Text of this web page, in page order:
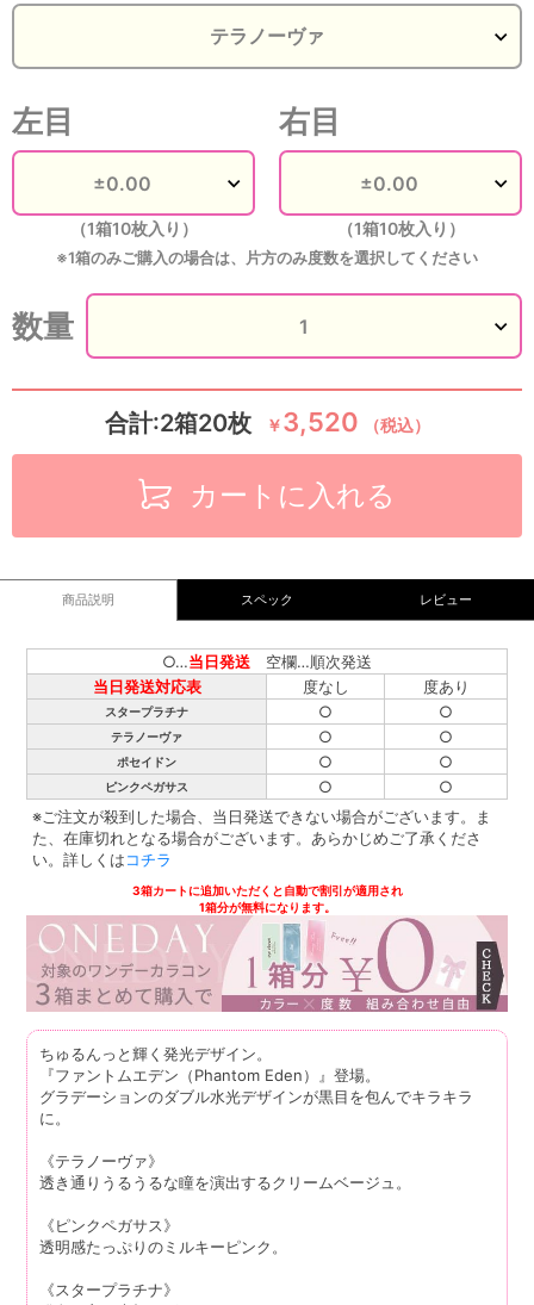
左目
（1箱10枚入り）
右目
（1箱10枚入り）
※1箱のみご購入の場合は、片方のみ度数を選択してください
数量
合計:2箱20枚 ￥3,520 （税込）
カートに入れる
商品説明 スペック レビュー
○…当日発送 空欄…順次発送
当日発送対応表
度なし 度あり
スタープラチナ ○ ○
テラノーヴァ ○ ○
ポセイドン ○ ○
ピンクペガサス ○
○
※ご注文が殺到した場合、当日発送できない場合がございます。ま
た、在庫切れとなる場合がございます。あらかじめご了承くださ
い。詳しくはコチラ
3箱カートに追加いただくと自動で割引が適用され
1箱分が無料になります。
ちゅるんっと輝く発光デザイン。
『ファントムエデン（Phantom Eden）』登場。
グラデーションのダブル水光デザインが黒目を包んでキラキラ
に。
《テラノーヴァ》
透き通りうるうるな瞳を演出するクリームベージュ。
《ピンクペガサス》
透明感たっぷりのミルキーピンク。
《スタープラチナ》